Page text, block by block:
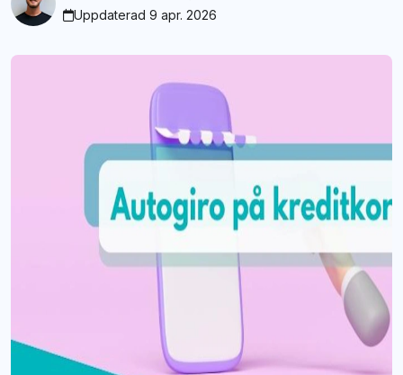
Uppdaterad 9 apr. 2026